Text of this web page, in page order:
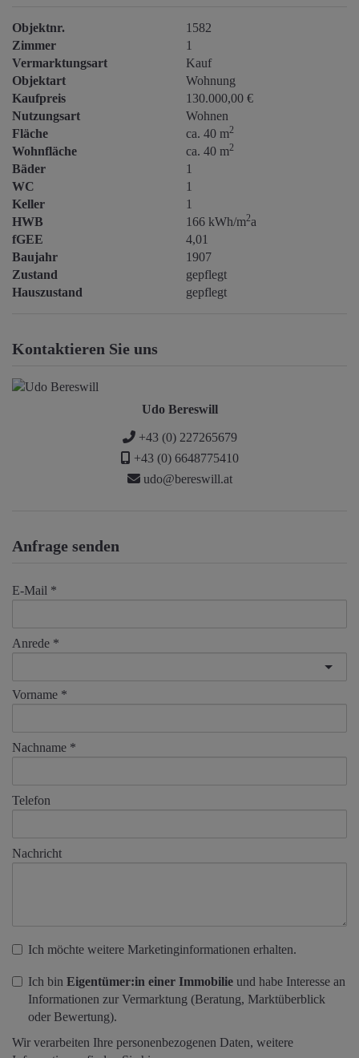
Objektnr.
1582
Zimmer
1
Vermarktungsart
Kauf
Objektart
Wohnung
Kaufpreis
130.000,00 €
Nutzungsart
Wohnen
Fläche
ca. 40 m2
Wohnfläche ca. 40 m2
Bäder
1
WC
1
Keller
1
HWB
166 kWh/m2a
fGEE
4,01
Baujahr
1907
Zustand
gepflegt
Hauszustand
gepflegt
Kontaktieren Sie uns
Udo Bereswill
+43 (0) 227265679
+43 (0) 6648775410
udo@bereswill.at
Anfrage senden
E-Mail
Anrede
Vorname
Nachname
Telefon
Nachricht
Ich möchte weitere Marketinginformationen erhalten.
Ich bin Eigentümer:in einer Immobilie und habe Interesse an
Informationen zur Vermarktung (Beratung, Marktüberblick
oder Bewertung).
Wir verarbeiten Ihre personenbezogenen Daten, weitere